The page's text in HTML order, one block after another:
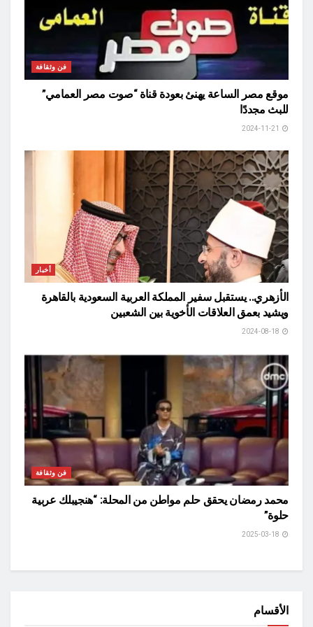
فن وثقافة
موقع مصر الساعة يهنئ بعودة قناة “صوت مصر العمامي”
للبث مجددًا
أخبار
الأزهري.. يستقبل سفير المملكة العربية السعودية بالقاهرة
ويشيد بعمق العلاقات الأخوية بين الشعبين
فن وثقافة
محمد رمضان يحقق حلم مواطن من المحلة: “هنجيبلك عربية
حلوة”
الأقسام